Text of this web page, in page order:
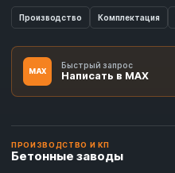
Производство Комплектация
MAX
Быстрый запрос
Написать в MAX
ПРОИЗВОДСТВО И КП
Бетонные заводы